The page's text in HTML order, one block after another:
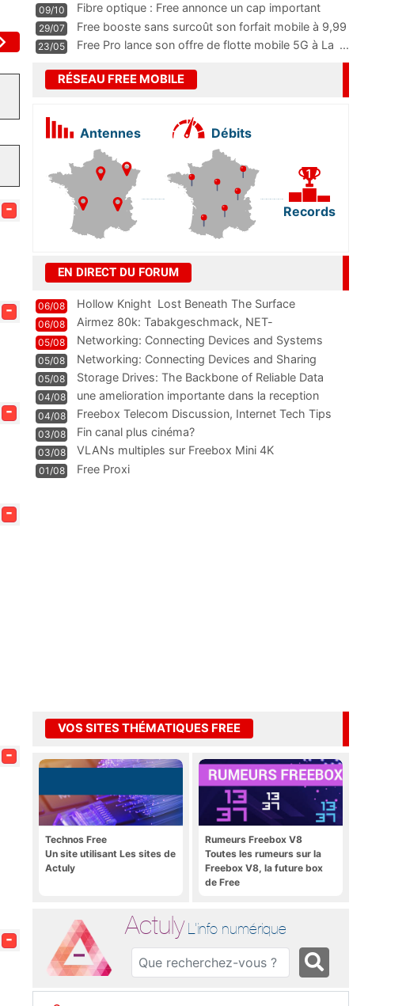
-
-
-
-
-
-
09/10
Fibre optique : Free annonce un cap important
pass
...
29/07
Free booste sans surcoût son forfait mobile à 9,99
23/05 Free Pro lance son offre de flotte mobile 5G à La ...
RÉSEAU FREE MOBILE
Antennes Débits
Records
EN DIRECT DU FORUM
06/08 Hollow Knight  Lost Beneath The Surface
06/08
Airmez 80k: Tabakgeschmack, NET-
Technologie und Leistung im
05/08 Networking: Connecting Devices and Systems
05/08
Networking: Connecting Devices and Sharing
Information
05/08
Storage Drives: The Backbone of Reliable Data
Management
04/08
une amelioration importante dans la reception
WIFI
04/08
Freebox Telecom Discussion, Internet Tech Tips
Communi
03/08 Fin canal plus cinéma?
03/08 VLANs multiples sur Freebox Mini 4K
01/08 Free Proxi
VOS SITES THÉMATIQUES FREE
Technos Free
Un site utilisant Les sites de
Actuly
Rumeurs Freebox V8
Toutes les rumeurs sur la
Freebox V8, la future box
de Free
Actuly L'info numérique